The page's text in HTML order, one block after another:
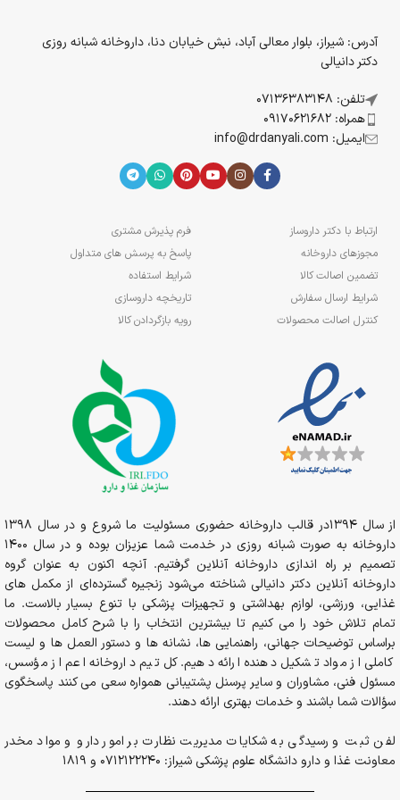
آدرس: شیراز، بلوار معالی آباد، نبش خیابان دنا، داروخانه شبانه روزی
دکتر دانیالی
تلفن: 07136383148
همراه: 09170621682
ایمیل: info@drdanyali.com
ارتباط با دکتر داروساز
مجوزهای داروخانه
تضمین اصالت کالا
شرایط ارسال سفارش
کنترل اصالت محصولات
فرم پذیرش مشتری
پاسخ به پرسش های متداول
شرایط استفاده
تاریخچه داروسازی
رویه بازگردادن کالا
از سال 1394در قالب داروخانه حضوری مسئولیت ما شروع و در سال 1398
داروخانه به صورت شبانه روزی در خدمت شما عزیزان بوده و در سال 1400
تصمیم بر راه اندازی داروخانه آنلاین گرفتیم. آنچه اکنون به عنوان گروه
داروخانه آنلاین دکتر دانیالی شناخته می‌شود زنجیره گسترده‌ای از مکمل های
غذایی، ورزشی، لوازم بهداشتی و تجهیزات پزشکی با تنوع بسیار بالاست. ما
تمام تلاش خود را می کنیم تا بیشترین انتخاب را با شرح کامل محصولات
براساس توضیحات جهانی، راهنمایی ها، نشانه ها و دستور العمل ها و لیست
کاملی از مواد تشکیل دهنده ارائه دهیم. کل تیم داروخانه اعم از مؤسس،
مسئول فنی، مشاوران و سایر پرسنل پشتیبانی همواره سعی می کنند پاسخگوی
سؤالات شما باشند و خدمات بهتری ارائه دهند.
لفن ثبت و رسیدگی به شکایات مدیریت نظارت بر امور دارو و مواد مخدر
معاونت غذا و دارو دانشگاه علوم پزشکی شیراز: 0712122240 و 1819